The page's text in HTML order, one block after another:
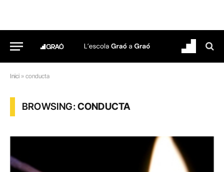
Inici » conducta
BROWSING:CONDUCTA